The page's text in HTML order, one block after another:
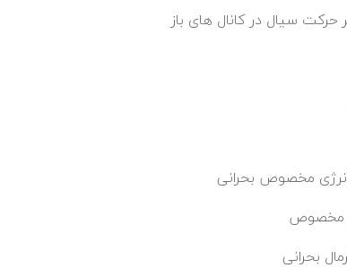
سیال در کانال های باز
مخصوص بحرانی
مخصوص
بحرانی